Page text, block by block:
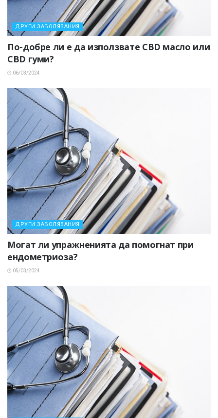
ДРУГИ ЗАБОЛЯВАНИЯ
По-добре ли е да използвате CBD масло или
CBD гуми?
06/03/2024
ДРУГИ ЗАБОЛЯВАНИЯ
Могат ли упражненията да помогнат при
ендометриоза?
05/03/2024